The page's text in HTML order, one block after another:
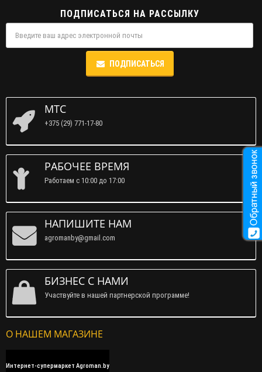
ПОДПИСАТЬСЯ НА РАССЫЛКУ
ПОДПИСАТЬСЯ
МТС
+375 (29) 771-17-80
РАБОЧЕЕ ВРЕМЯ
Работаем c 10:00 до 17:00
НАПИШИТЕ НАМ
agromanby@gmail.com
БИЗНЕС С НАМИ
Участвуйте в нашей партнерской программе!
О НАШЕМ МАГАЗИНЕ
Интернет-супермаркет Agroman.by